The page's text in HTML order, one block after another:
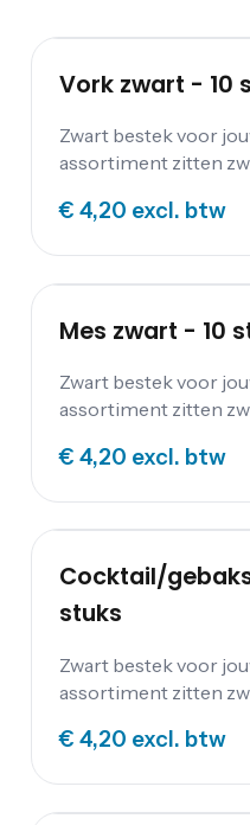
Vork zwart - 10
Zwart bestek voor
assortiment zitten
€ 4,20 excl. btw
Mes zwart - 10
Zwart bestek voor
assortiment zitten
€ 4,20 excl. btw
Cocktail/
stuks
Zwart bestek voor
assortiment zitten
€ 4,20 excl. btw